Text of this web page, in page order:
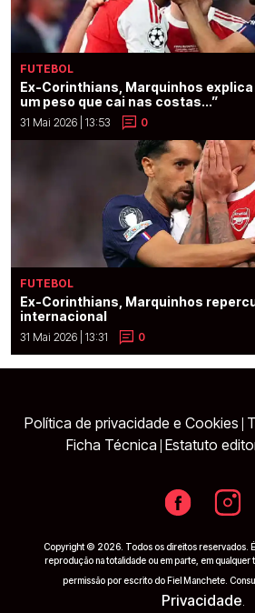
FUTEBOL
Ex-Corinthians, Marquinhos explica
um peso que cai nas costas...”
31 Mai 2026 | 13:53 0
FUTEBOL
Ex-Corinthians, Marquinhos
internacional
31 Mai 2026 | 13:31 0
Política de privacidade e Cookies
Ficha Técnica Estatuto
Copyright © 2026. Todos os direitos reservados.
reprodução na totalidade ou em parte, em qualquer
permissão por escrito do Fiel Manchete.
Privacidade